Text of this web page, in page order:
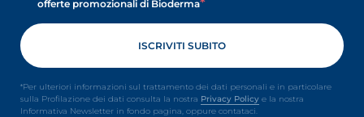
offerte promozionali di Bioderma
*Per ulteriori informazioni sul trattamento dei dati personali e in particolare
sulla Profilazione dei dati consulta la nostra Privacy Policy e la nostra
Informativa Newsletter in fondo pagina, oppure contataci.